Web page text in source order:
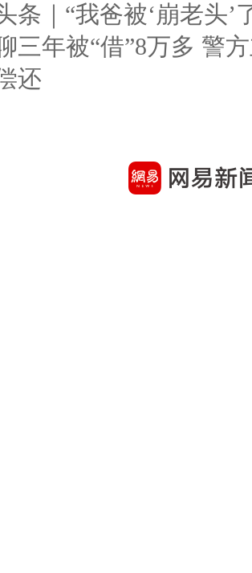
条｜“我爸被‘崩老头’
三年被“借”8万多 警
还